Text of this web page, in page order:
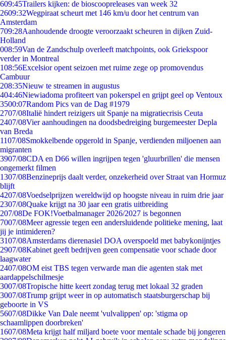
609:45Trailers kijken: de bioscoopreleases van week 32
2609:32Wegpiraat scheurt met 146 km/u door het centrum van
Amsterdam
709:28Aanhoudende droogte veroorzaakt scheuren in dijken Zuid-
Holland
008:59Van de Zandschulp overleeft matchpoints, ook Griekspoor
verder in Montreal
108:56Excelsior opent seizoen met ruime zege op promovendus
Cambuur
208:35Nieuw te streamen in augustus
404:46Niewiadoma profiteert van pokerspel en grijpt geel op Ventoux
3500:07Random Pics van de Dag #1979
2707/08Italië hindert reizigers uit Spanje na migratiecrisis Ceuta
2407/08Vier aanhoudingen na doodsbedreiging burgemeester Depla
van Breda
1107/08Smokkelbende opgerold in Spanje, verdienden miljoenen aan
migranten
3907/08CDA en D66 willen ingrijpen tegen 'gluurbrillen' die mensen
ongemerkt filmen
1307/08Benzineprijs daalt verder, onzekerheid over Straat van Hormuz
blijft
4207/08Voedselprijzen wereldwijd op hoogste niveau in ruim drie jaar
2307/08Quake krijgt na 30 jaar een gratis uitbreiding
207/08De FOK!Voetbalmanager 2026/2027 is begonnen
7007/08Meer agressie tegen een andersluidende politieke mening, laat
jij je intimideren?
3107/08Amsterdams dierenasiel DOA overspoeld met babykonijntjes
2907/08Kabinet geeft bedrijven geen compensatie voor schade door
laagwater
2407/08OM eist TBS tegen verwarde man die agenten stak met
aardappelschilmesje
3007/08Tropische hitte keert zondag terug met lokaal 32 graden
3007/08Trump grijpt weer in op automatisch staatsburgerschap bij
geboorte in VS
5607/08Dikke Van Dale neemt 'vulvalippen' op: 'stigma op
schaamlippen doorbreken'
1607/08Meta krijgt half miljard boete voor mentale schade bij jongeren